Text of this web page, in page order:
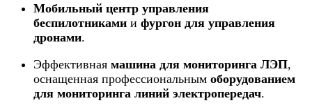
Мобильный центр управления
беспилотниками и фургон для управления
дронами.
Эффективная машина для мониторинга ЛЭП,
оснащенная профессиональным оборудованием
для мониторинга линий электропередач.